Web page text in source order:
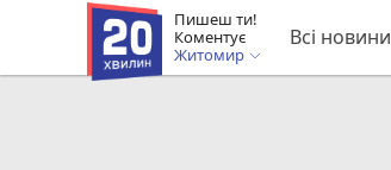
Пишеш ти!
Коментує
Житомир
Всі новини